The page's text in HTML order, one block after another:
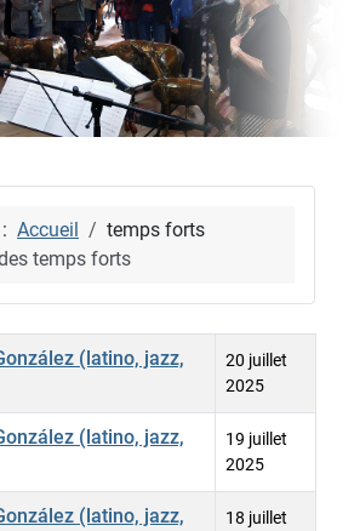
Accueil
temps forts
temps forts
(latino, jazz,
20 juillet
2025
(latino, jazz,
19 juillet
2025
(latino, jazz,
18 juillet